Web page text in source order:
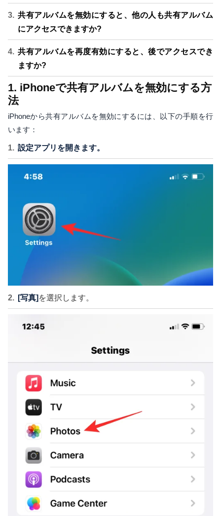
共有アルバムを無効にすると、他の人も共有アルバム
にアクセスできますか?
共有アルバムを再度有効にすると、後でアクセスでき
ますか?
1. iPhoneで共有アルバムを無効にする方
法
iPhoneから共有アルバムを無効にするには、以下の手順を行
います：
設定アプリを開きます。
[写真] を選択します。